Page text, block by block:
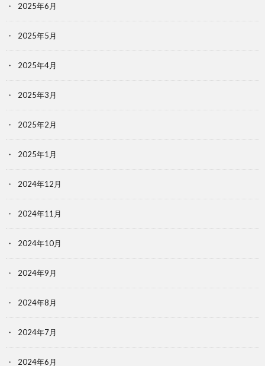
2025年6月
2025年5月
2025年4月
2025年3月
2025年2月
2025年1月
2024年12月
2024年11月
2024年10月
2024年9月
2024年8月
2024年7月
2024年6月